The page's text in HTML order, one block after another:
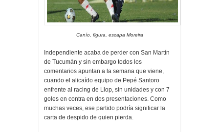
Canío, figura, escapa Moreira
Independiente acaba de perder con San Martín
de Tucumán y sin embargo todos los
comentarios apuntan a la semana que viene,
cuando el alicaído equipo de Pepé Santoro
enfrente al racing de Llop, sin unidades y con 7
goles en contra en dos presentaciones. Como
muchas veces, ese partido podría significar la
carta de despido de quien pierda.